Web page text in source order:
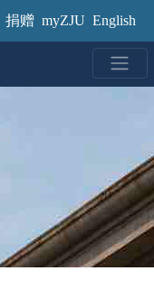
捐赠 myZJU English